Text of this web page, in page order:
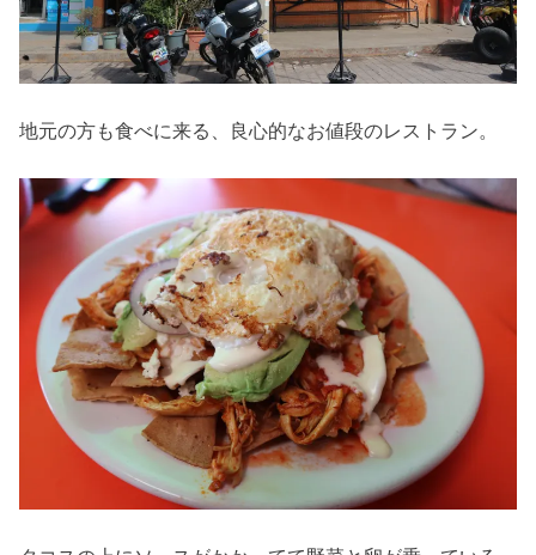
地元の方も食べに来る、良心的なお値段のレストラン。